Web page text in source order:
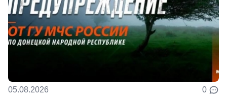
05.08.2026 0